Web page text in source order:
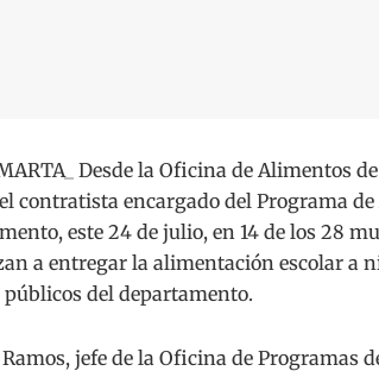
Desde la Oficina de Alimentos
contratista encargado del Programa
este 24 de julio, en 14 de los 28
a entregar la alimentación escolar a
públicos del departamento.
jefe de la Oficina de Programas